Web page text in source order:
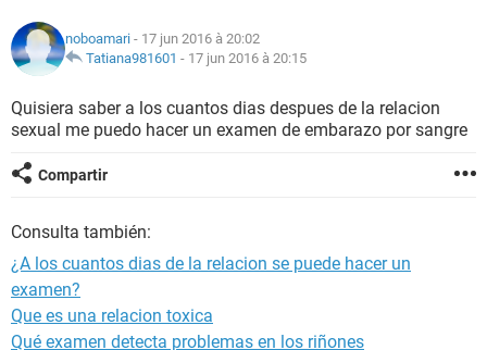
NUTRICIÓN
SEXUALIDAD
noboamari - 17 jun 2016 à 20:02
Tatiana981601 - 17 jun 2016 à 20:15
Quisiera saber a los cuantos dias despues de la relacion
sexual me puedo hacer un examen de embarazo por sangre
Compartir
Consulta también:
¿A los cuantos dias de la relacion se puede hacer un
examen?
Que es una relacion toxica
Qué examen detecta problemas en los riñones